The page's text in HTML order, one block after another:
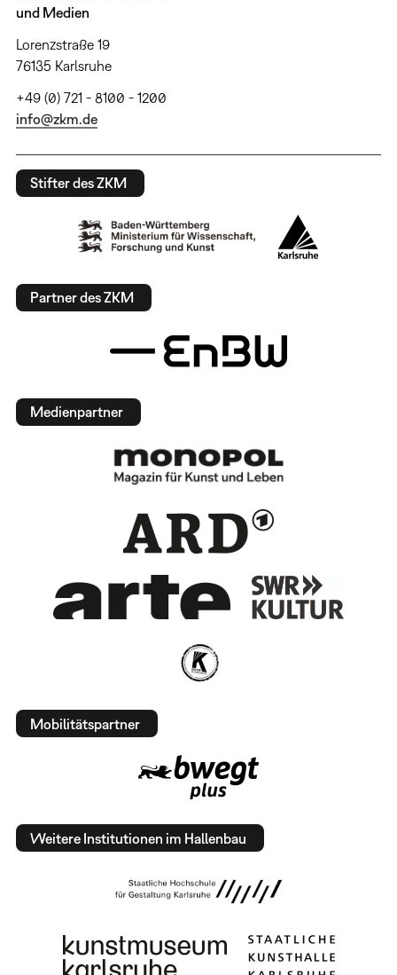
und Medien
Lorenzstraße 19
76135 Karlsruhe
+49 (0) 721 - 8100 - 1200
info@zkm.de
Stifter des ZKM
Partner des ZKM
Medienpartner
Mobilitätspartner
Weitere Institutionen im Hallenbau